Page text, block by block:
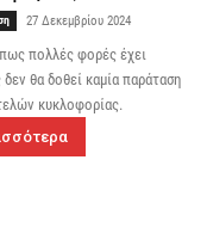
27 Δεκεμβρίου 2024
πολλές φορές έχει
θα δοθεί καμία παράταση
κυκλοφορίας.